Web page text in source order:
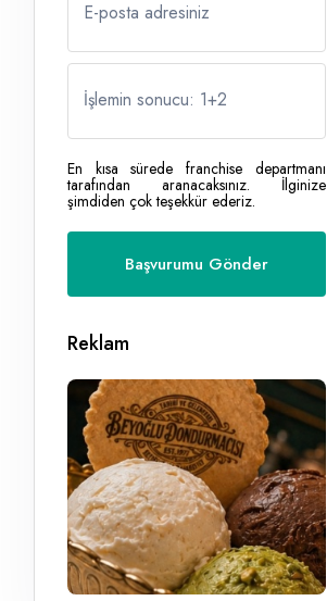
E-posta adresiniz
İşlemin sonucu: 1+2
En kısa sürede franchise departmanı
tarafından aranacaksınız. İlginize
şimdiden çok teşekkür ederiz.
Reklam